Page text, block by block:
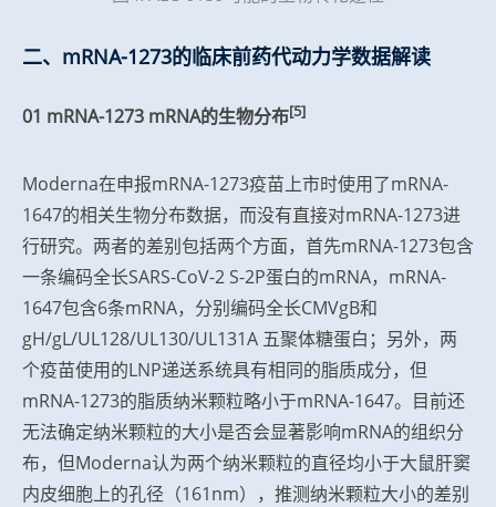
二、mRNA-1273的临床前药代动力学数据解读
01 mRNA-1273 mRNA的生物分布[5]
Moderna在申报mRNA-1273疫苗上市时使用了mRNA-
1647的相关生物分布数据，而没有直接对mRNA-1273进
行研究。两者的差别包括两个方面，首先mRNA-1273包含
一条编码全长SARS-CoV-2 S-2P蛋白的mRNA，mRNA-
1647包含6条mRNA，分别编码全长CMVgB和
gH/gL/UL128/UL130/UL131A 五聚体糖蛋白；另外，两
个疫苗使用的LNP递送系统具有相同的脂质成分，但
mRNA-1273的脂质纳米颗粒略小于mRNA-1647。目前还
无法确定纳米颗粒的大小是否会显著影响mRNA的组织分
布，但Moderna认为两个纳米颗粒的直径均小于大鼠肝窦
内皮细胞上的孔径（161nm），推测纳米颗粒大小的差别